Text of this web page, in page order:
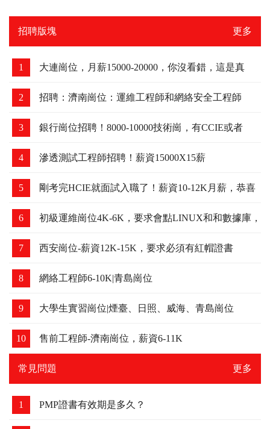
招聘版塊 更多
1 大連崗位，月薪15000-20000，你沒看錯，這是真
的！
2 招聘：濟南崗位：運維工程師和網絡安全工程師
3 銀行崗位招聘！8000-10000技術崗，有CCIE或者
HCIE優先
4 滲透測試工程師招聘！薪資15000X15薪
5 剛考完HCIE就面試入職了！薪資10-12K月薪，恭喜
6 初級運維崗位4K-6K，要求會點LINUX和和數據庫，
可以培養
7 西安崗位-薪資12K-15K，要求必須有紅帽證書
8 網絡工程師6-10K|青島崗位
9 大學生實習崗位|煙臺、日照、威海、青島崗位
10 售前工程師-濟南崗位，薪資6-11K
常見問題 更多
1 PMP證書有效期是多久？